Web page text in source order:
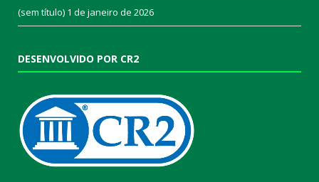
(sem título) 1 de janeiro de 2026
DESENVOLVIDO POR CR2